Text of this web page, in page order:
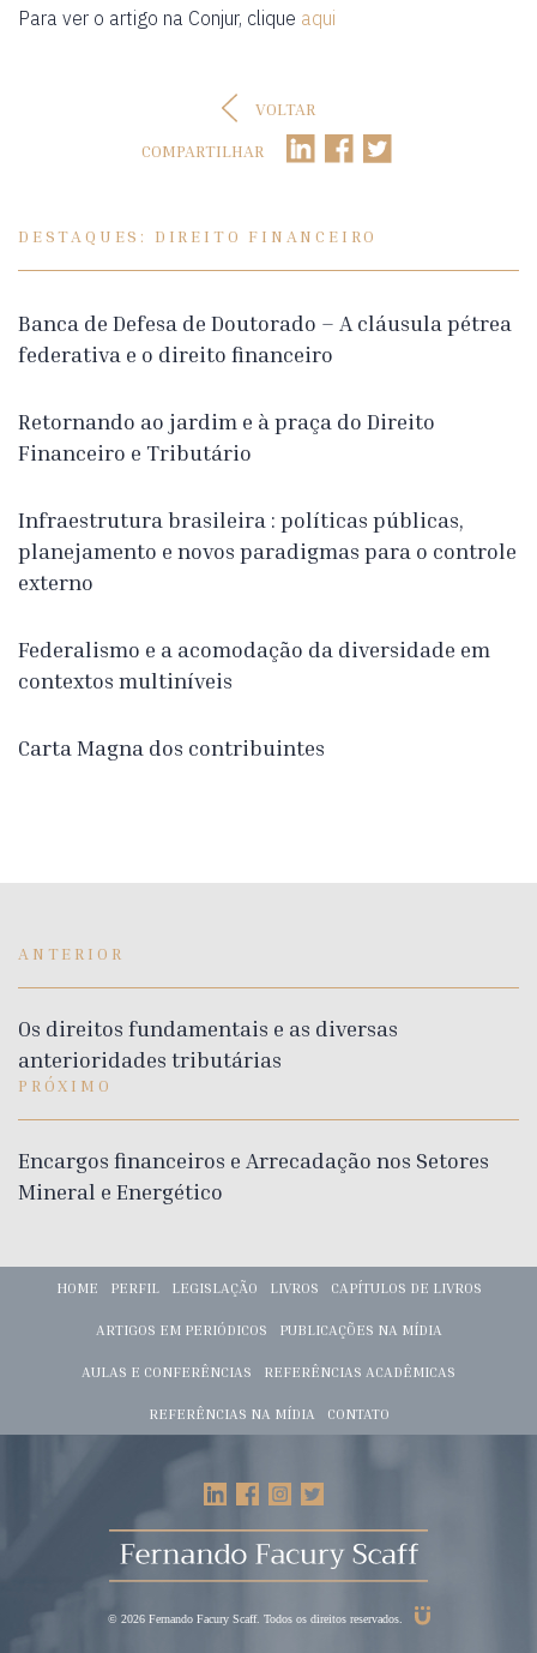
Para ver o artigo na Conjur, clique aqui
VOLTAR
COMPARTILHAR
DESTAQUES: DIREITO FINANCEIRO
Banca de Defesa de Doutorado – A cláusula pétrea
federativa e o direito financeiro
Retornando ao jardim e à praça do Direito
Financeiro e Tributário
Infraestrutura brasileira : políticas públicas,
planejamento e novos paradigmas para o controle
externo
Federalismo e a acomodação da diversidade em
contextos multiníveis
Carta Magna dos contribuintes
ANTERIOR
Os direitos fundamentais e as diversas
anterioridades tributárias
PRÓXIMO
Encargos financeiros e Arrecadação nos Setores
Mineral e Energético
HOME PERFIL LEGISLAÇÃO LIVROS CAPÍTULOS DE LIVROS
ARTIGOS EM PERIÓDICOS PUBLICAÇÕES NA MÍDIA
AULAS E CONFERÊNCIAS REFERÊNCIAS ACADÊMICAS
REFERÊNCIAS NA MÍDIA CONTATO
© 2026 Fernando Facury Scaff. Todos os direitos reservados.